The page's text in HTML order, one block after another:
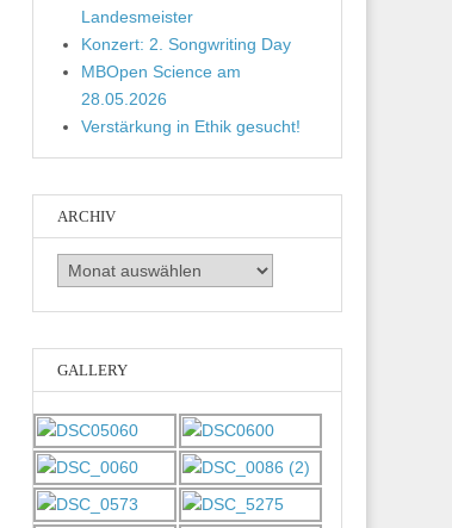
Landesmeister
Konzert: 2. Songwriting Day
MBOpen Science am
28.05.2026
Verstärkung in Ethik gesucht!
ARCHIV
Archiv
GALLERY